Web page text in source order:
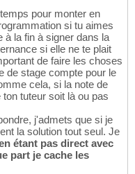
pour monter en
si tu aimes
à la fin à signer dans la
si elle ne te plait
de faire les choses
de stage compte pour le
cela, si la note de
tuteur soit là ou pas
j'admets que si je
la solution tout seul. Je
étant pas direct avec
part je cache les